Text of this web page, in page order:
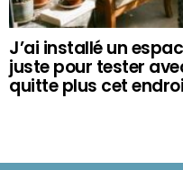
J’ai installé un
juste pour tester
quitte plus cet